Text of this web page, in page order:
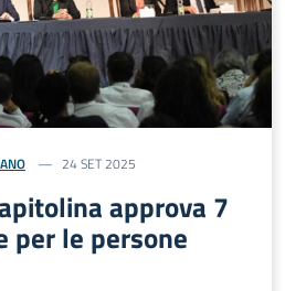
24 SET 2025
approva 7
per le persone